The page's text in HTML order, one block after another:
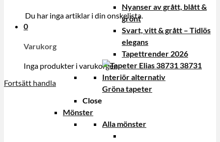
Du har inga artiklar i din onskelista.
0
Varukorg
Inga produkter i varukorgen.
Fortsätt handla
Nyanser av grått, blått &
grönt
Svart, vitt & grått – Tidlös
elegans
Tapettrender 2026
Gröna tapeter
Close
Mönster
Alla mönster